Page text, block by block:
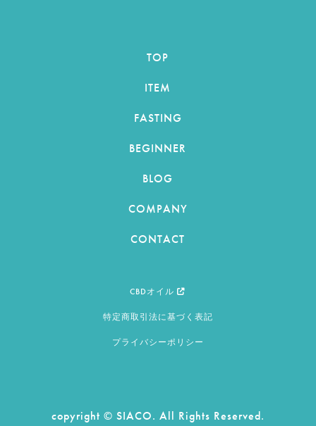
TOP
ITEM
FASTING
BEGINNER
BLOG
COMPANY
CONTACT
CBDオイル
特定商取引法に基づく表記
プライバシーポリシー
copyright © SIACO. All Rights Reserved.